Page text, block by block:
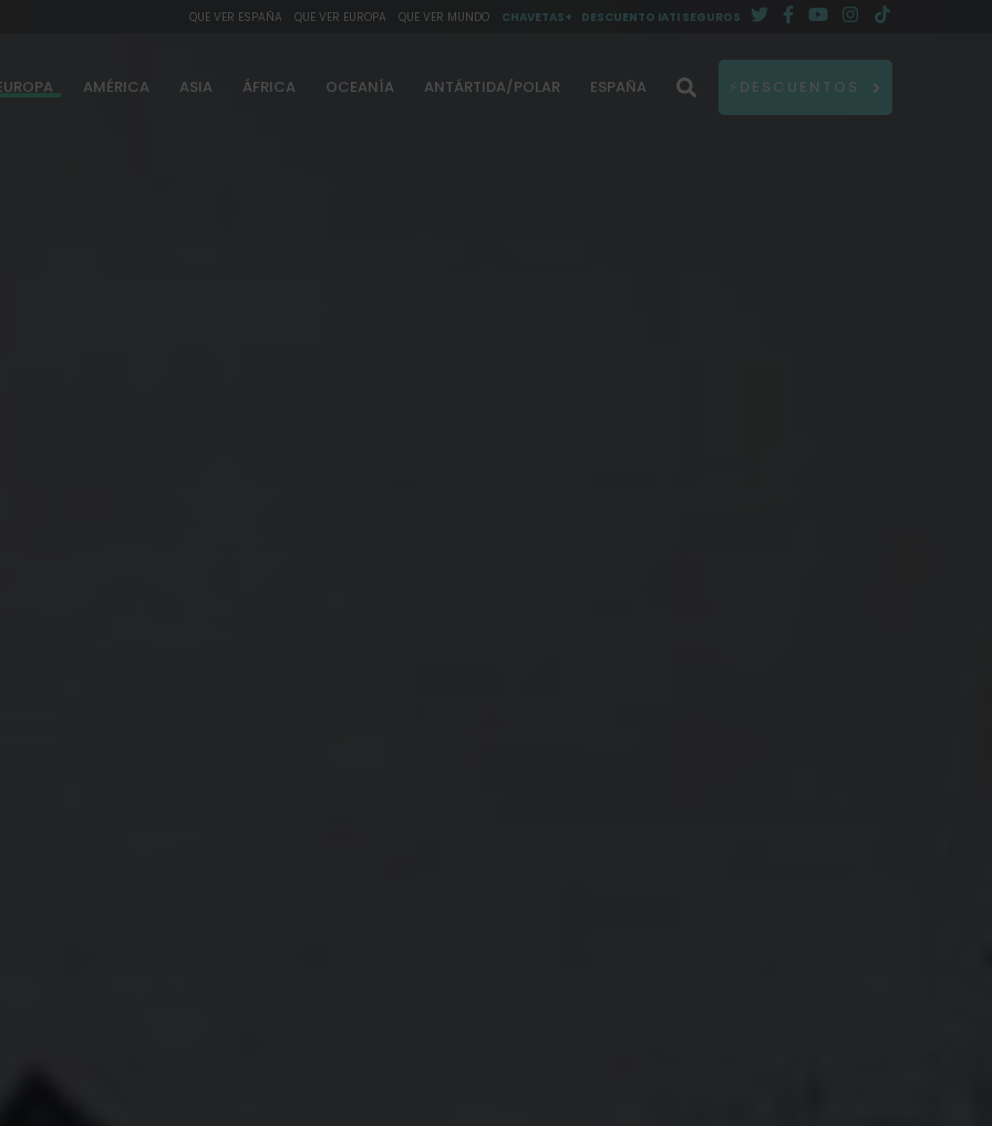
QUE VER ESPAÑA QUE VER EUROPA QUE VER MUNDO CHAVETAS+ DESCUENTO IATI SEGUROS
AMÉRICA ASIA ÁFRICA OCEANÍA ANTÁRTIDA/POLAR ESPAÑA ⚡DESCUENTOS